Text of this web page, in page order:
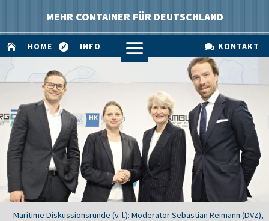
MEHR CONTAINER FÜR DEUTSCHLAND
 HOME  INFO a  KONTAKT
Maritime Diskussionsrunde (v. l.): Moderator Sebastian Reimann (DVZ),